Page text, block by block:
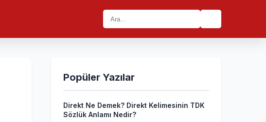
Popüler Yazılar
Direkt Ne Demek? Direkt Kelimesinin TDK
Sözlük Anlamı Nedir?